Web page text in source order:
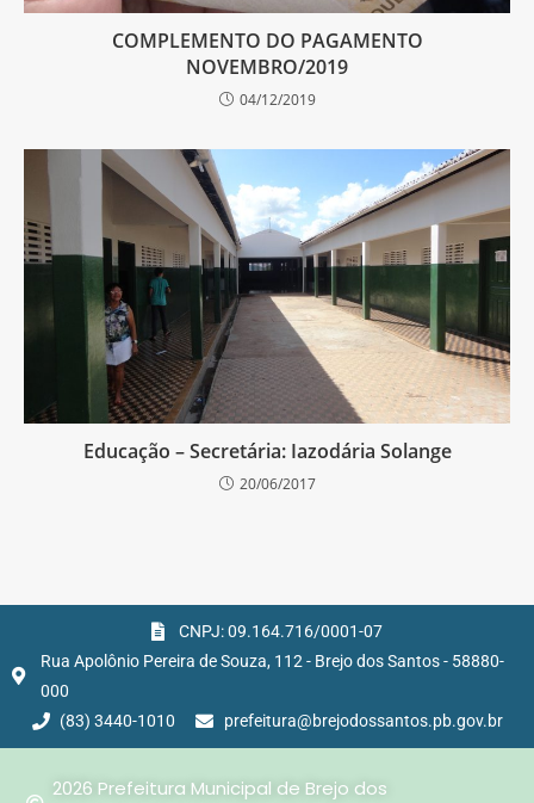
COMPLEMENTO DO PAGAMENTO
NOVEMBRO/2019
04/12/2019
Educação – Secretária: Iazodária Solange
20/06/2017
CNPJ: 09.164.716/0001-07
Rua Apolônio Pereira de Souza, 112 - Brejo dos Santos - 58880-
000
(83) 3440-1010
prefeitura@brejodossantos.pb.gov.br
2026 Prefeitura Municipal de Brejo dos